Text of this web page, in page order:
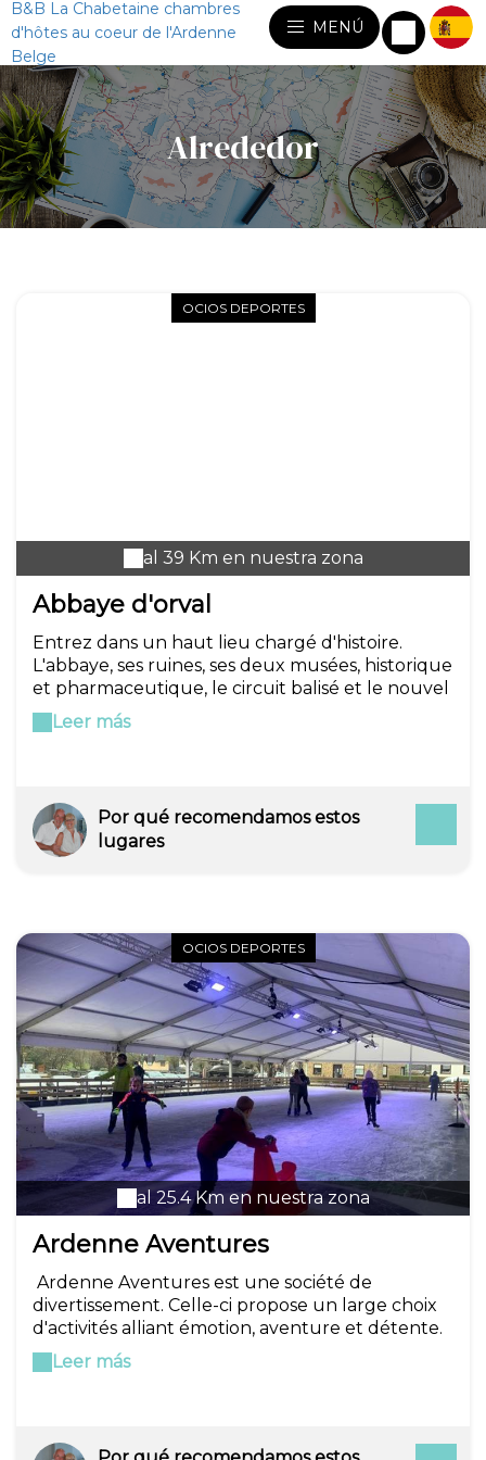
B&B La Chabetaine chambres
d'hôtes au coeur de l'Ardenne
Belge
MENÚ
Alrededor
OCIOS DEPORTES
al 39 Km en nuestra zona
Abbaye d'orval
Entrez dans un haut lieu chargé d'histoire.
L'abbaye, ses ruines, ses deux musées, historique
et pharmaceutique, le circuit balisé et le nouvel
espace consacré à la célèbre trappiste vous
plongent dans l'épopée et le quotidien des
Leer más
Por qué recomendamos estos
lugares
OCIOS DEPORTES
al 25.4 Km en nuestra zona
Ardenne Aventures
Ardenne Aventures est une société de
divertissement. Celle-ci propose un large choix
d'activités alliant émotion, aventure et détente.
Il est possible d'effectuer une ou plusieurs
activités durant une même journée. La société
et pédalo à proximité de sa terrasse flottante .
Leer más